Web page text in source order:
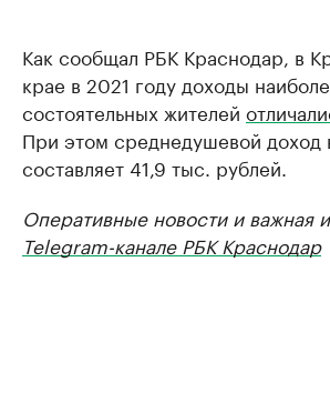
Как сообщал РБК Краснодар, в
крае в 2021 году доходы
состоятельных жителей
При этом среднедушевой доход
составляет 41,9 тыс. рублей.
Оперативные новости и важная
Telegram-канале РБК Краснодар